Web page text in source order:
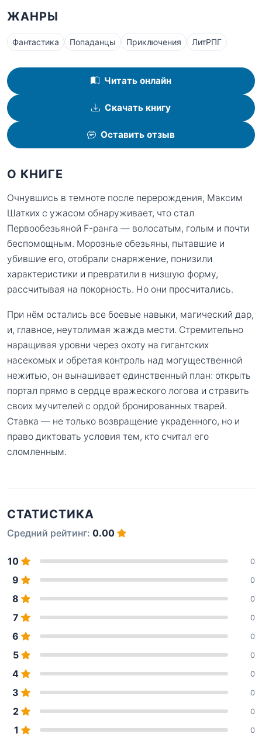
ЖАНРЫ
Фантастика Попаданцы Приключения ЛитРПГ
Читать онлайн
Скачать книгу
Оставить отзыв
О КНИГЕ
Очнувшись в темноте после перерождения, Максим
Шатких с ужасом обнаруживает, что стал
Первообезьяной F-ранга — волосатым, голым и почти
беспомощным. Морозные обезьяны, пытавшие и
убившие его, отобрали снаряжение, понизили
характеристики и превратили в низшую форму,
рассчитывая на покорность. Но они просчитались.
При нём остались все боевые навыки, магический дар,
и, главное, неутолимая жажда мести. Стремительно
наращивая уровни через охоту на гигантских
насекомых и обретая контроль над могущественной
нежитью, он вынашивает единственный план: открыть
портал прямо в сердце вражеского логова и стравить
своих мучителей с ордой бронированных тварей.
Ставка — не только возвращение украденного, но и
право диктовать условия тем, кто считал его
сломленным.
СТАТИСТИКА
Средний рейтинг: 0.00
10 0
9 0
8 0
7 0
6 0
5 0
4 0
3 0
2 0
1 0